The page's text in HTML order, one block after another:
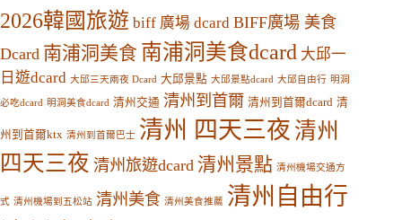
2026韓國旅遊 biff 廣場 dcard BIFF廣場 美食
Dcard 南浦洞美食 南浦洞美食dcard 大邱一
日遊dcard 大邱三天兩夜 Dcard 大邱景點 大邱景點dcard 大邱自由行 明洞
必吃dcard 明洞美食dcard 清州交通 清州到首爾 清州到首爾dcard 清
州到首爾ktx 清州到首爾巴士 清州 四天三夜 清州
四天三夜 清州旅遊dcard 清州景點 清州機場交通方
式 清州機場到五松站 清州美食 清州美食推薦 清州自由行